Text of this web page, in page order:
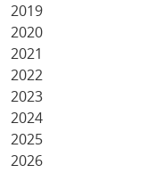
2019
2020
2021
2022
2023
2024
2025
2026